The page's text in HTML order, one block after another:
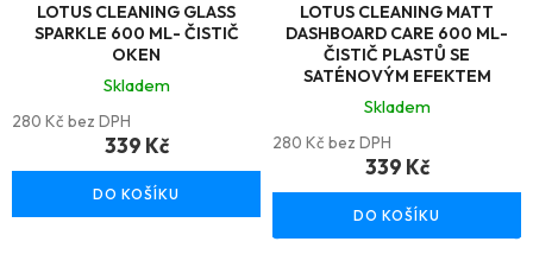
u
k
t
LOTUS CLEANING GLASS
SPARKLE 600 ML- ČISTIČ
OKEN
Skladem
280 Kč bez DPH
339 Kč
DO KOŠÍKU
LOTUS CLEANING MATT
DASHBOARD CARE 600 ML-
ČISTIČ PLASTŮ SE
SATÉNOVÝM EFEKTEM
Skladem
280 Kč bez DPH
339 Kč
DO KOŠÍKU